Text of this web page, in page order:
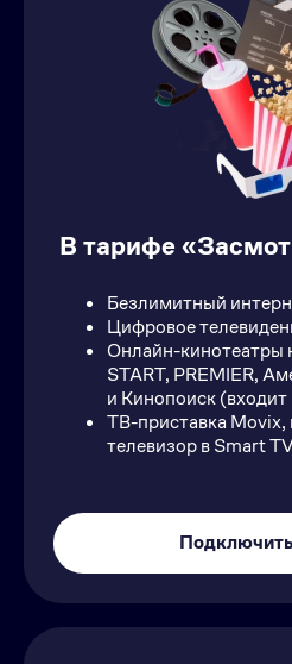
В тарифе
Безлимитный
Цифровое
Онлайн-кинотеатры
START, PREMIER,
и Кинопоиск
ТВ-приставка Movix,
телевизор в Smart